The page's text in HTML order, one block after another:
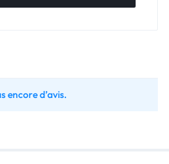
encore d’avis.